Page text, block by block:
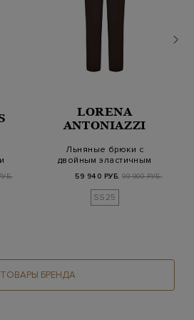
LORENA
ANTONIAZZI
Льняные брюки с
двойным эластичным
поясом и окантовкой
59 940 РУБ. 99 900 РУБ.
SS25
БРЕНДА